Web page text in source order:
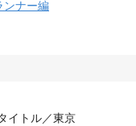
ンナー編
イトル／東京